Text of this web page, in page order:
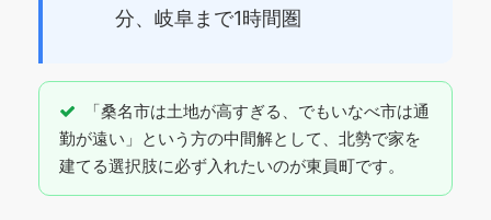
分、岐阜まで1時間圏
「桑名市は土地が高すぎる、でもいなべ市は通
勤が遠い」という方の中間解として、北勢で家を
建てる選択肢に必ず入れたいのが東員町です。